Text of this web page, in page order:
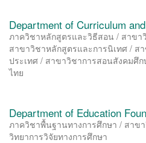
Department of Curriculum
ภาควิชาหลักสูตรและวิธีสอน / สาข
สาขาวิชาหลักสูตรและการนิเทศ / ส
ประเทศ / สาขาวิชาการสอนสังคมศึ
ไทย
Department of Education
ภาควิชาพื้นฐานทางการศึกษา / สา
วิทยาการวิจัยทางการศึกษา